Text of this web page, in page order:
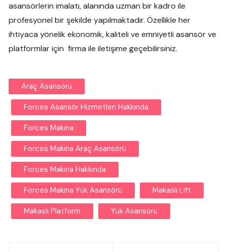
asansörlerin imalatı, alanında uzman bir kadro ile
profesyonel bir şekilde yapılmaktadır. Özellikle her
ihtiyaca yönelik ekonomik, kaliteli ve emniyetli asansör ve
platformlar için firma ile iletişime geçebilirsiniz.
Araç Asansörü
Forces Asansör Hizmetleri Hakkında
Forces Makina
Forces Makina Araç Asansörü
Forces Makina Hakkında
Forces Makina Yük Asansörü Makaslı Lift
Makaslı Platform Yük Asansörü